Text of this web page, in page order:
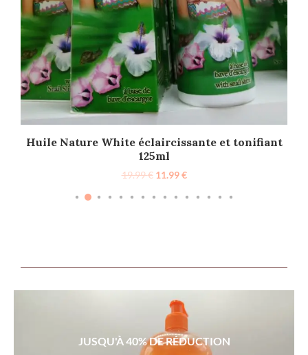
Huile Nature White éclaircissante et tonifiant
125ml
19.99€ 11.99€
JUSQU'À 40% DE RÉDUCTION